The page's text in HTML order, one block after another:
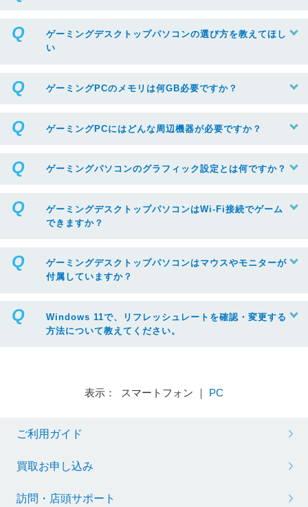
ゲーミングデスクトップパソコンの選び方を教えてほし
い
ゲーミングPCのメモリは何GB必要ですか？
ゲーミングPCにはどんな周辺機器が必要ですか？
ゲーミングパソコンのグラフィック設定とは何ですか？
ゲーミングデスクトップパソコンはWi-Fi接続でゲーム
できますか？
ゲーミングデスクトップパソコンはマウスやモニターが
付属していますか？
Windows 11で、リフレッシュレートを確認・変更する
方法について教えてください。
※リフレッシュレートを変更する場合は、ボックスから任意の項目をクリック
表示： スマートフォン ｜ PC
ご利用ガイド
買取お申し込み
訪問・店頭サポート